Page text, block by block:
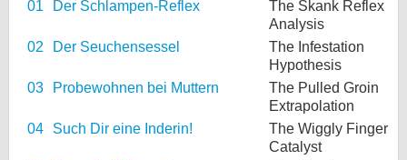
01 Der Schlampen-Reflex
The Skank Reflex
Analysis
02
Der Seuchensessel
The Infestation
Hypothesis
03
Probewohnen bei Muttern
The Pulled Groin
Extrapolation
04
Such Dir eine Inderin!
The Wiggly Finger
Catalyst